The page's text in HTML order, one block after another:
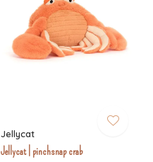
Jellycat
Jellycat | pinchsnap crab